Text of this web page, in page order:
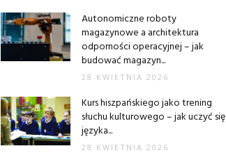
Autonomiczne roboty
magazynowe a architektura
odporności operacyjnej – jak
budować magazyn...
28 KWIETNIA 2026
Kurs hiszpańskiego jako trening
słuchu kulturowego – jak uczyć się
języka...
28 KWIETNIA 2026